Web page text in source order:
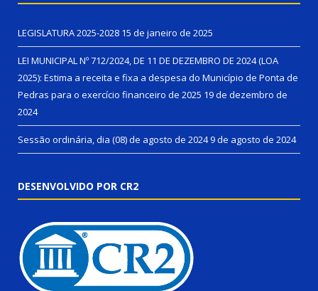
LEGISLATURA 2025-2028 15 de janeiro de 2025
LEI MUNICIPAL Nº 712/2024, DE 11 DE DEZEMBRO DE 2024 (LOA
2025): Estima a receita e fixa a despesa do Município de Ponta de
Pedras para o exercício financeiro de 2025 19 de dezembro de
2024
Sessão ordinária, dia (08) de agosto de 20249 de agosto de 2024
DESENVOLVIDO POR CR2